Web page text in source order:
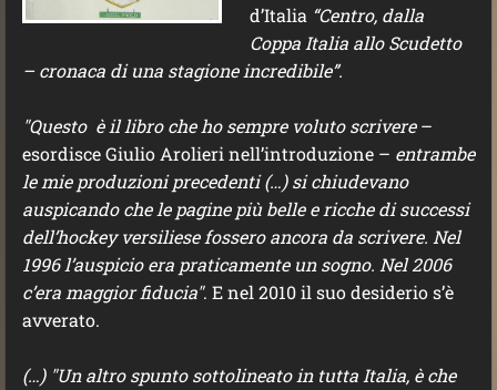
d’Italia “Centro, dalla
Coppa Italia allo Scudetto
– cronaca di una stagione incredibile”.
"Questo è il libro che ho sempre voluto scrivere–
esordisce Giulio Arolieri nell’introduzione – entrambe
le mie produzioni precedenti (…) si chiudevano
auspicando che le pagine più belle e ricche di successi
dell’hockey versiliese fossero ancora da scrivere. Nel
1996 l’auspicio era praticamente un sogno. Nel 2006
c’era maggior fiducia". E nel 2010 il suo desiderio s’è
avverato.
(…) "Un altro spunto sottolineato in tutta Italia, è che